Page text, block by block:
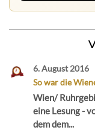
6. August 2016
So war die
Wien/
eine Lesung -
dem dem...